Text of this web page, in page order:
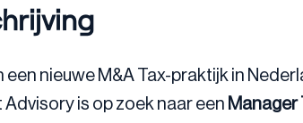
een nieuwe M&A Tax-praktijk in
is op zoek naar een